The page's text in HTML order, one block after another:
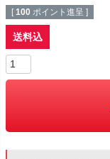
[ 100 ポイント進呈 ]
送料込